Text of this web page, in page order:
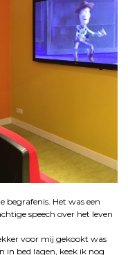
begrafenis. Het was een
speech over het leven
voor mij gekookt was
in bed lagen, keek ik nog